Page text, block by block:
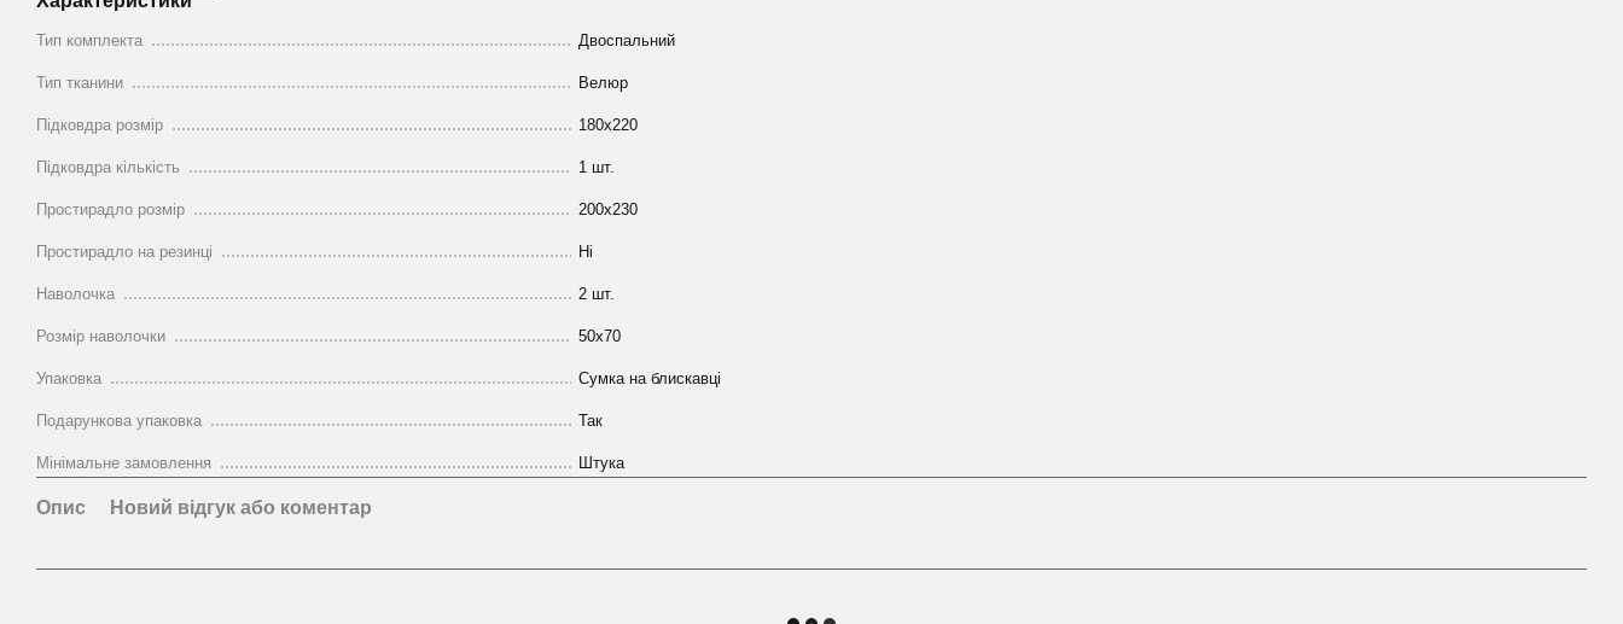
Тип комплекта Двоспальний
Тип тканини Велюр
Підковдра розмір 180х220
Підковдра кількість 1 шт.
Простирадло розмір 200х230
Простирадло на резинці Ні
Наволочка 2 шт.
Розмір наволочки 50х70
Упаковка Сумка на блискавці
Подарункова упаковка Так
Мінімальне замовлення Штука
Опис Новий відгук або коментар